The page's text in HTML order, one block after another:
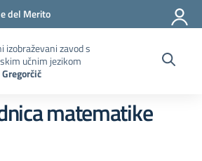
del Merito
izobraževani zavod s
učnim jezikom
matematike